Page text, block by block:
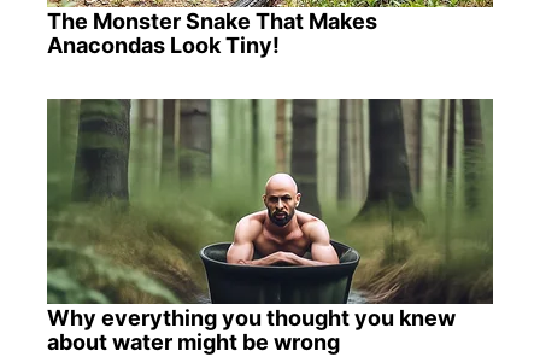
The Monster Snake That Makes
Anacondas Look Tiny!
Why everything you thought you knew
about water might be wrong